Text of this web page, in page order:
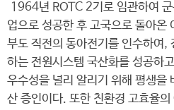
1964년 ROTC 2기로 임관하여
업으로 성공한 후 고국으로 돌아온
부도 직전의 동아전기를 인수하여,
하는 전원시스템 국산화를 성공하
우수성을 널리 알리기 위해 평생을
산 증인이다. 또한 친환경 고효율